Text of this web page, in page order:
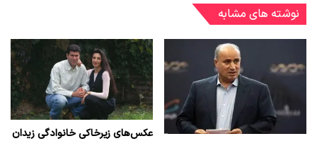
نوشته های مشابه
عکس‌های زیرخاکی خانوادگی زیدان